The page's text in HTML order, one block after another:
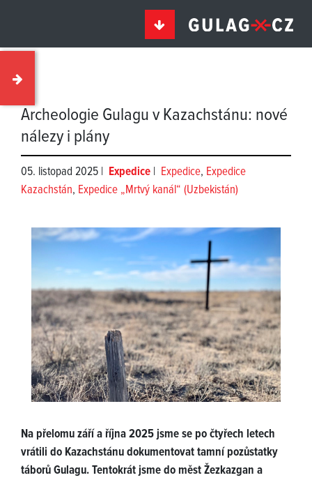
Archeologie Gulagu v Kazachstánu: nové
nálezy i plány
05. listopad 2025 | Expedice | Expedice, Expedice
Kazachstán, Expedice „Mrtvý kanál“ (Uzbekistán)
Na přelomu září a října 2025 jsme se po čtyřech letech
vrátili do Kazachstánu dokumentovat tamní pozůstatky
táborů Gulagu. Tentokrát jsme do měst Žezkazgan a